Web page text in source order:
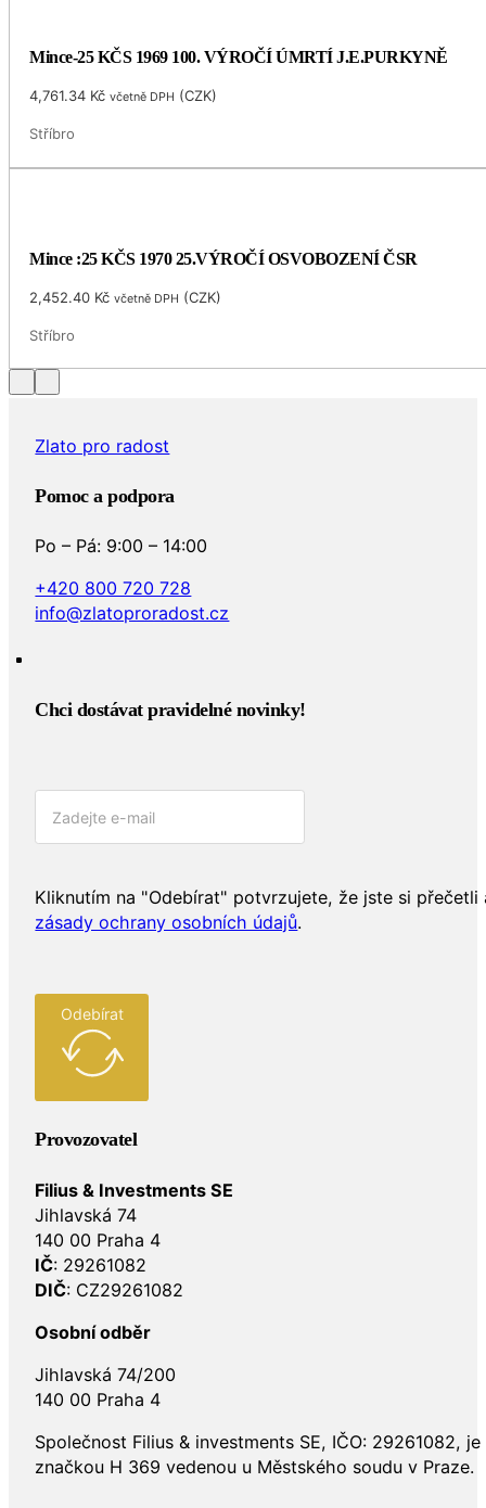
Mince-25 KČS 1969 100. VÝROČÍ ÚMRTÍ J.E.PURKYNĚ
4,761.34 Kč včetně DPH (CZK)
Stříbro
Mince :25 KČS 1970 25.VÝROČÍ OSVOBOZENÍ ČSR
2,452.40 Kč včetně DPH (CZK)
Stříbro
Zlato pro radost
Pomoc a podpora
Po – Pá: 9:00 – 14:00
+420 800 720 728
info@zlatoproradost.cz
Chci dostávat pravidelné novinky!​
Kliknutím na "Odebírat" potvrzujete, že jste si přečetli
zásady ochrany osobních údajů.
Odebírat
Provozovatel
Filius & Investments SE
Jihlavská 74
140 00 Praha 4
IČ: 29261082
DIČ: CZ29261082
Osobní odběr
Jihlavská 74/200
140 00 Praha 4
Společnost Filius & investments SE, IČO: 29261082,
značkou H 369 vedenou u Městského soudu v Praze.